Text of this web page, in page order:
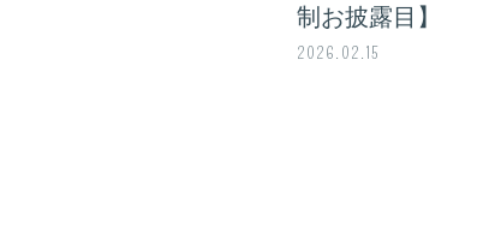
制お披露目】
2026.02.15